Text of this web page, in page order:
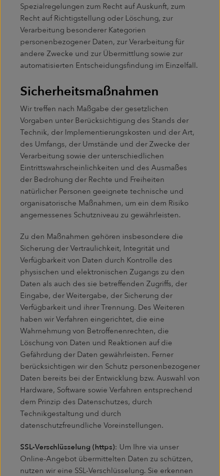
Spezialregelungen zum Recht auf Auskunft, zum
Recht auf Richtigstellung oder Löschung, zur
Verarbeitung besonderer Kategorien
personenbezogener Daten, zur Verarbeitung für
andere Zwecke und zur Übermittlung sowie zur
automatisierten Entscheidungsfindung im Einzelfall.
Sicherheitsmaßnahmen
Wir treffen nach Maßgabe der gesetzlichen
Vorgaben unter Berücksichtigung des Stands der
Technik, der Implementierungskosten und der Art,
des Umfangs, der Umstände und der Zwecke der
Verarbeitung sowie der unterschiedlichen
Eintrittswahrscheinlichkeiten und des Ausmaßes
der Bedrohung der Rechte und Freiheiten
natürlicher Personen geeignete technische und
organisatorische Maßnahmen, um ein dem Risiko
angemessenes Schutzniveau zu gewährleisten.
Zu den Maßnahmen gehören insbesondere die
Sicherung der Vertraulichkeit, Integrität und
Verfügbarkeit von Daten durch Kontrolle des
physischen und elektronischen Zugangs zu den
Daten als auch des sie betreffenden Zugriffs, der
Eingabe, der Weitergabe, der Sicherung der
Verfügbarkeit und ihrer Trennung. Des Weiteren
haben wir Verfahren eingerichtet, die eine
Wahrnehmung von Betroffenenrechten, die
Löschung von Daten und Reaktionen auf die
Gefährdung der Daten gewährleisten. Ferner
berücksichtigen wir den Schutz personenbezogener
Daten bereits bei der Entwicklung bzw. Auswahl von
Hardware, Software sowie Verfahren entsprechend
dem Prinzip des Datenschutzes, durch
Technikgestaltung und durch
datenschutzfreundliche Voreinstellungen.
SSL-Verschlüsselung (https): Um Ihre via unser
Online-Angebot übermittelten Daten zu schützen,
nutzen wir eine SSL-Verschlüsselung. Sie erkennen